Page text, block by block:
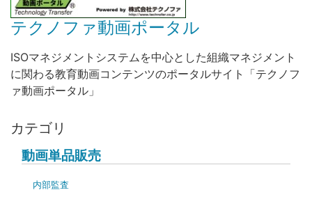
テクノファ動画ポータル
ISOマネジメントシステムを中心とした組織マネジメント
に関わる教育動画コンテンツのポータルサイト「テクノフ
ァ動画ポータル」
カテゴリ
動画単品販売
内部監査